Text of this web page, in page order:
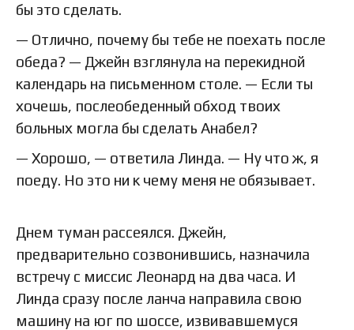
бы это сделать.
— Отлично, почему бы тебе не поехать после
обеда? — Джейн взглянула на перекидной
календарь на письменном столе. — Если ты
хочешь, послеобеденный обход твоих
больных могла бы сделать Анабел?
— Хорошо, — ответила Линда. — Ну что ж, я
поеду. Но это ни к чему меня не обязывает.
Днем туман рассеялся. Джейн,
предварительно созвонившись, назначила
встречу с миссис Леонард на два часа. И
Линда сразу после ланча направила свою
машину на юг по шоссе, извивавшемуся